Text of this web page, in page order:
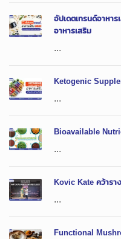
อัปเดตเทรนด์อาหา
อาหารเสริม
...
Ketogenic
...
Bioavailable
...
Kovic Kate คว้ารา
...
Functional